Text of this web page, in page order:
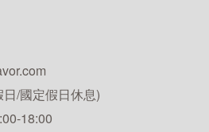
/國定假日休息)
18:00